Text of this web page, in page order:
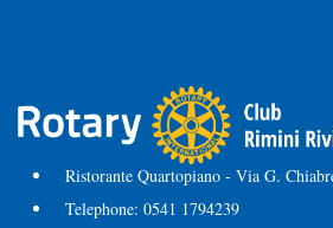
Ristorante Quartopiano - Via G.
Telephone: 0541 1794239